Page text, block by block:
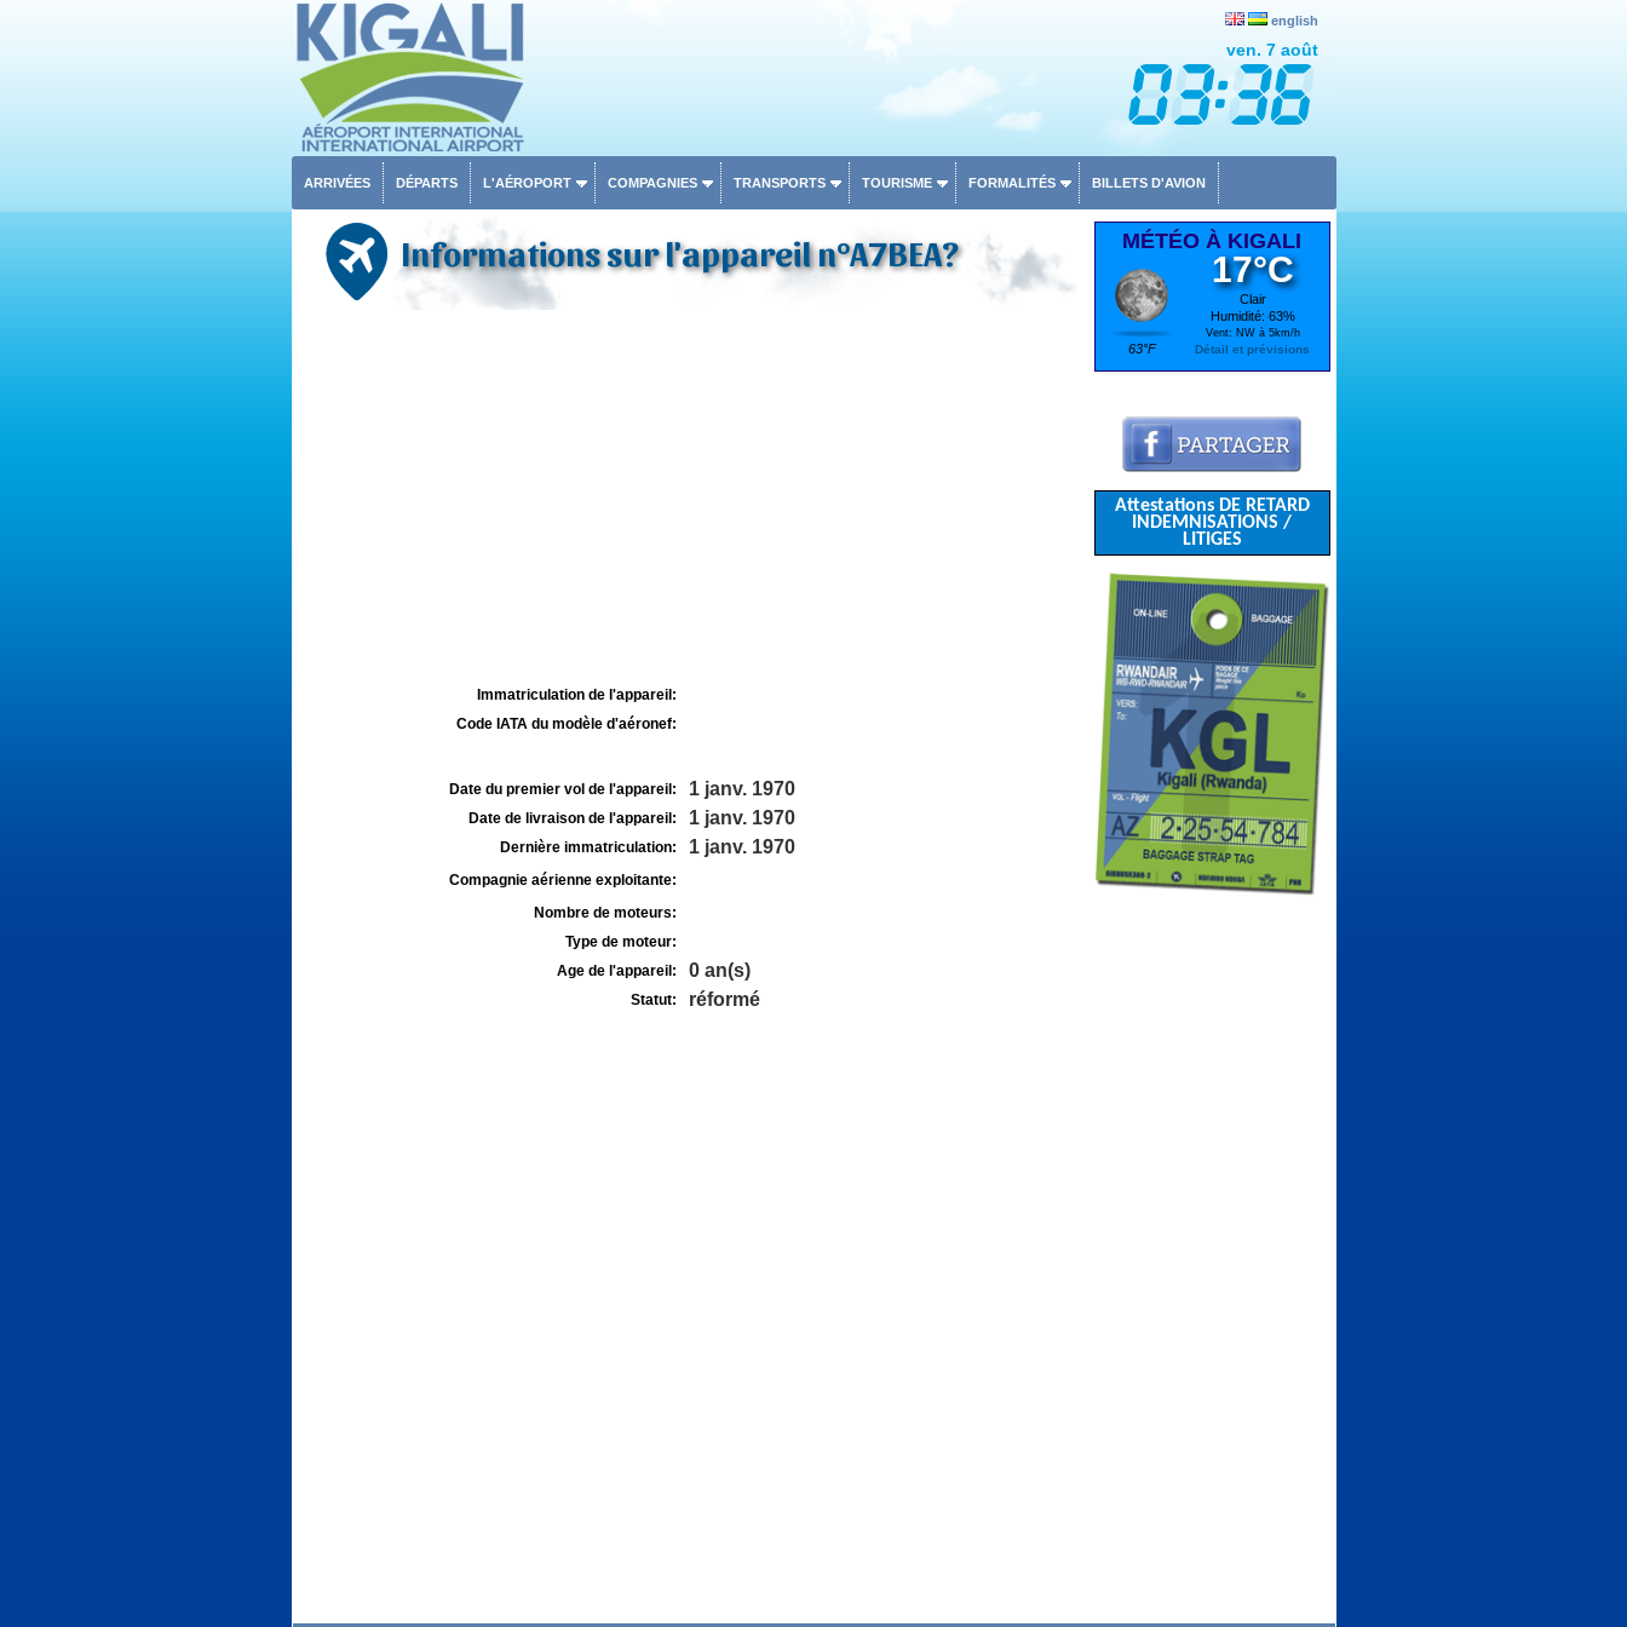
english
ven. 7 août
ARRIVÉES DÉPARTS L'AÉROPORT COMPAGNIES TRANSPORTS TOURISME FORMALITÉS BILLETS D'AVION
Informations sur l'appareil n°A7BEA?
Immatriculation de l'appareil:
Code IATA du modèle d'aéronef:
Date du premier vol de l'appareil: 1 janv. 1970
Date de livraison de l'appareil: 1 janv. 1970
Dernière immatriculation: 1 janv. 1970
Compagnie aérienne exploitante:
Nombre de moteurs:
Type de moteur:
Age de l'appareil:
0 an(s)
Statut: réformé
MÉTÉO À KIGALI
63°F
17°C
Clair
Humidité: 63%
Vent: NW à 5km/h
Détail et prévisions
Attestations DE RETARD
INDEMNISATIONS /
LITIGES